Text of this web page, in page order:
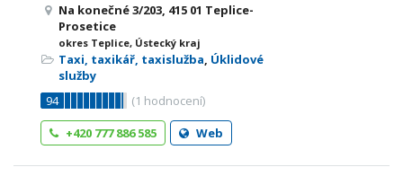
Na konečné 3/203, 415 01 Teplice-
Prosetice
okres Teplice, Ústecký kraj
Taxi, taxikář, taxislužba, Úklidové
služby
94
(1 hodnocení)
+420 777 886 585
Web